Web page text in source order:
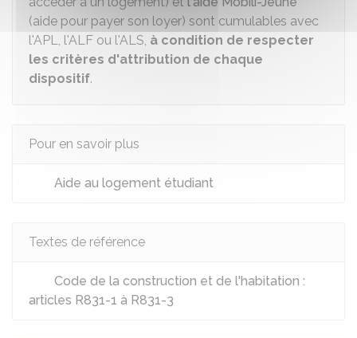
(aide pour payer son loyer) sont cumulables avec
l'APL, l'ALF ou l'ALS, à condition de respecter
les critères d'attribution de chaque
dispositif.
Pour en savoir plus
Aide au logement étudiant
Textes de référence
Code de la construction et de l'habitation :
articles R831-1 à R831-3